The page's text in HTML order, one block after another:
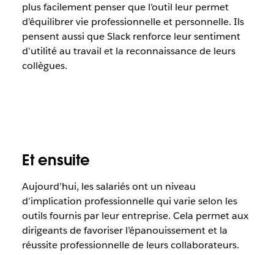
plus facilement penser que l’outil leur permet
d’équilibrer vie professionnelle et personnelle. Ils
pensent aussi que Slack renforce leur sentiment
d’utilité au travail et la reconnaissance de leurs
collègues.
Et ensuite
Aujourd’hui, les salariés ont un niveau
d’implication professionnelle qui varie selon les
outils fournis par leur entreprise. Cela permet aux
dirigeants de favoriser l’épanouissement et la
réussite professionnelle de leurs collaborateurs.